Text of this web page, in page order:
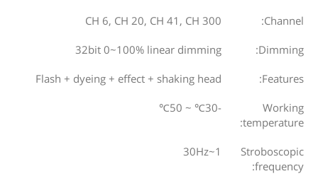
Channel:
CH 6, CH 20, CH 41, CH 300
Dimming:
32bit 0~100% linear dimming
Features:
Flash + dyeing + effect + shaking head
Working
temperature:
-30℃ ~ 50℃
Stroboscopic
frequency:
1~30Hz